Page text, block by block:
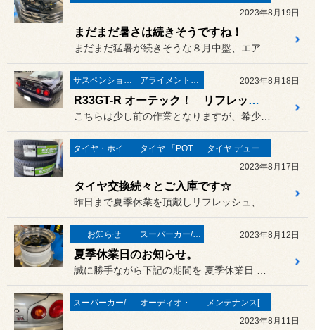
2023年8月19日
まだまだ暑さは続きそうですね！
サスペンション・ボディ関連 アライメント調整 2023年8月18日
R33GT-R オーテック！ リフレッシュも兼ねて「TEIN」装着☆
タイヤ・ホイール タイヤ 「POTENZA」
タイヤ デューラー／アレンザ
2023年8月17日
タイヤ交換続々とご入庫です☆
お知らせ スーパーカー/スーパースポーツ/ヴィンテージカー 2023年8月12日
夏季休業日のお知らせ。
スーパーカー/スーパースポーツ/ヴィンテージカー オーディオ・ナビ関連
メンテナンス[(オイル・バッテリー・ＲＥＣＳなど)
2023年8月11日